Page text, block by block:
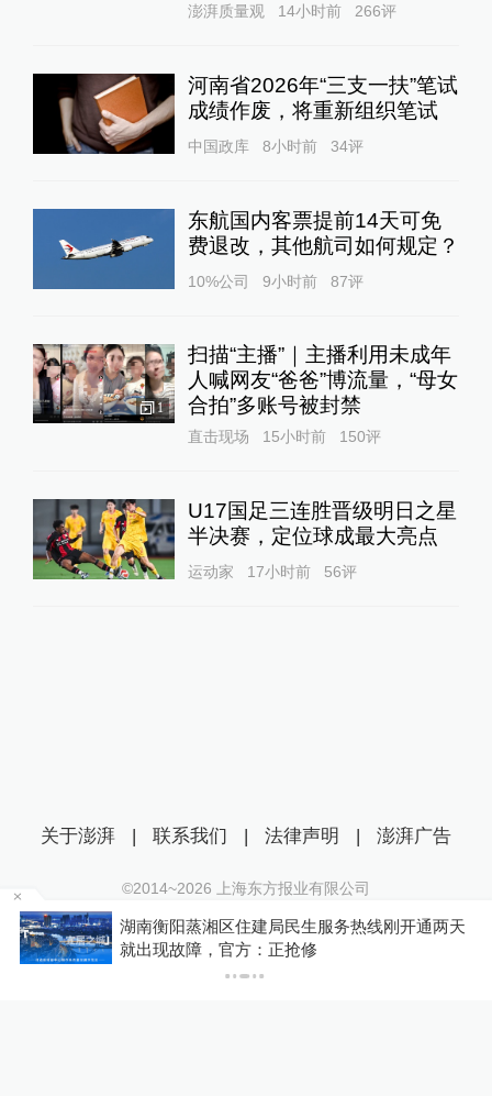
澎湃质量观 14小时前 266评
河南省2026年“三支一扶”笔试
成绩作废，将重新组织笔试
中国政库 8小时前 34评
东航国内客票提前14天可免
费退改，其他航司如何规定？
10%公司 9小时前 87评
1
扫描“主播”｜主播利用未成年
人喊网友“爸爸”博流量，“母女
合拍”多账号被封禁
直击现场 15小时前 150评
U17国足三连胜晋级明日之星
半决赛，定位球成最大亮点
运动家 17小时前 56评
湖南衡阳蒸湘区住建局民生服务热线刚开通两天
就出现故障，官方：正抢修
关于澎湃 | 联系我们 | 法律声明 | 澎湃广告
©2014~2026 上海东方报业有限公司
沪ICP证：沪B2-20170116 | 沪ICP备14003370号
互联网新闻信息服务许可证：31120170006
沪公网安备 31010602000299号